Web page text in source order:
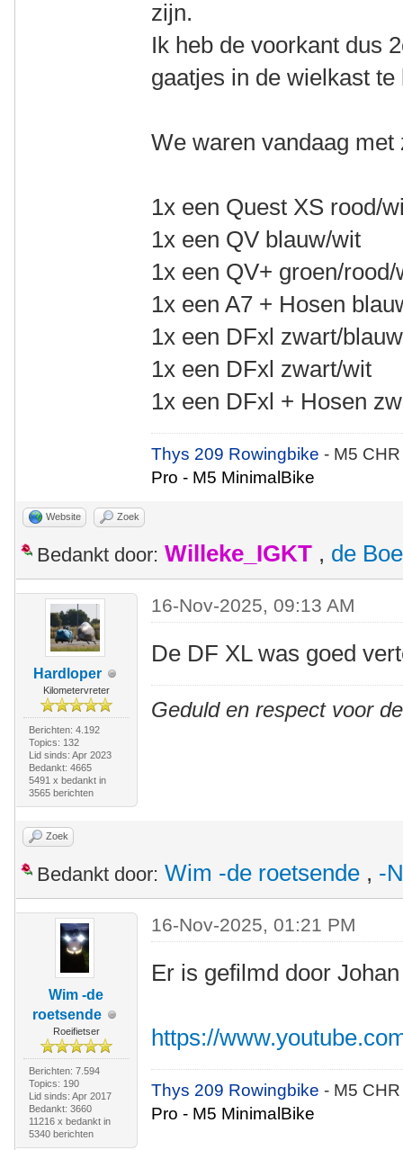
zijn.
Ik heb de voorkant dus
gaatjes in de wielkast te
We waren vandaag met
1x een Quest XS rood/
1x een QV blauw/wit
1x een QV+ groen/rood/
1x een A7 + Hosen
1x een DFxl zwart/blauw
1x een DFxl zwart/wit
1x een DFxl + Hosen
Thys 209 Rowingbike- M5
Pro - M5 MinimalBike
Website Zoek
Bedankt door: Willeke_IGKT , de
Hardloper
Kilometervreter
Berichten: 4.192
Topics: 132
Lid sinds: Apr 2023
Bedankt: 4665
5491 x bedankt in
3565 berichten
16-Nov-2025, 09:13 AM
De DF XL was goed
Geduld en respect voor
Zoek
Bedankt door: Wim -de roetsende , -
Wim -de
roetsende
Roeifietser
Berichten: 7.594
Topics: 190
Lid sinds: Apr 2017
Bedankt: 3660
11216 x bedankt in
5340 berichten
16-Nov-2025, 01:21 PM
Er is gefilmd door
https://
Thys 209 Rowingbike- M5
Pro - M5 MinimalBike